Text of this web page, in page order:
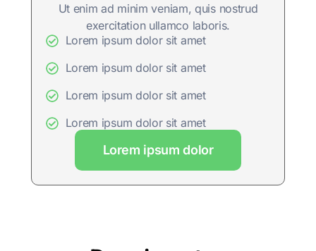
Ut enim ad minim veniam, quis nostrud
exercitation ullamco laboris.
Lorem ipsum dolor sit amet
Lorem ipsum dolor sit amet
Lorem ipsum dolor sit amet
Lorem ipsum dolor sit amet
Lorem ipsum dolor